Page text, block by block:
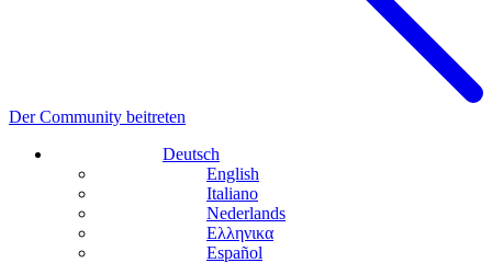
Der Community beitreten
Deutsch
English
Italiano
Nederlands
Ελληνικα
Español